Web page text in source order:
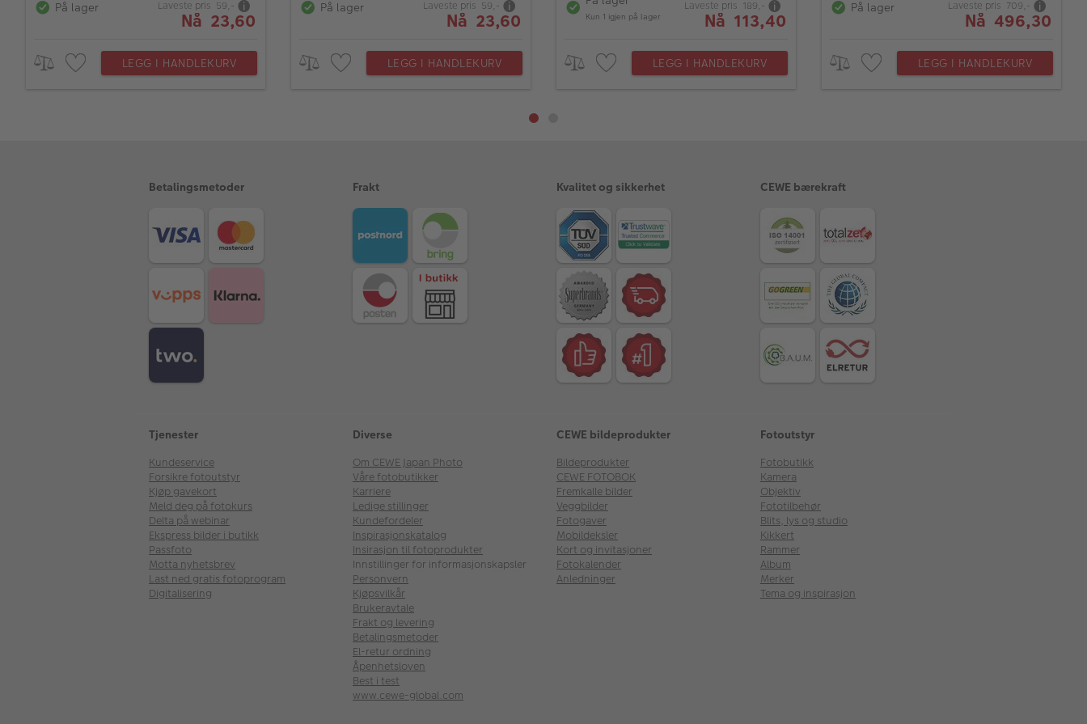
På lager
Laveste pris 59,-
Nå 23,60
LEGG I HANDLEKURV
På lager
Laveste pris 59,-
Nå 23,60
LEGG I HANDLEKURV
Kun 1 igjen på lager
Laveste pris 189,-
Nå 113,40
LEGG I HANDLEKURV
På lager
Laveste pris 709,-
Nå 496,30
LEGG I HANDLEKURV
Betalingsmetoder Frakt Kvalitet og sikkerhet CEWE bærekraft
Tjenester
Kundeservice
Forsikre fotoutstyr
Kjøp gavekort
Meld deg på fotokurs
Delta på webinar
Ekspress bilder i butikk
Passfoto
Motta nyhetsbrev
Last ned gratis fotoprogram
Digitalisering
Diverse
Om CEWE Japan Photo
Våre fotobutikker
Karriere
Ledige stillinger
Kundefordeler
Inspirasjonskatalog
Insirasjon til fotoprodukter
Innstillinger for informasjonskapsler
Personvern
Kjøpsvilkår
Brukeravtale
Frakt og levering
Betalingsmetoder
El-retur ordning
Åpenhetsloven
Best i test
www.cewe-global.com
CEWE bildeprodukter
Bildeprodukter
CEWE FOTOBOK
Fremkalle bilder
Veggbilder
Fotogaver
Mobildeksler
Kort og invitasjoner
Fotokalender
Anledninger
Fotoutstyr
Fotobutikk
Kamera
Objektiv
Fototilbehør
Blits, lys og studio
Kikkert
Rammer
Album
Merker
Tema og inspirasjon